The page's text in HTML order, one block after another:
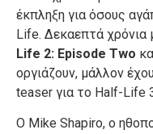
έκπληξη για όσους
Life. Δεκαεπτά χρόνια
Life 2: Episode Two
οργιάζουν, μάλλον
teaser για το Half-Life
Ο Mike Shapiro, o